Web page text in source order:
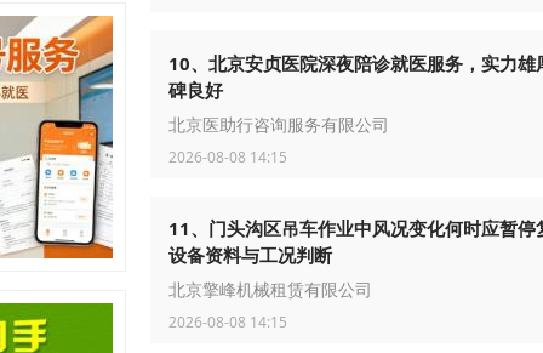
10、北京安贞医院深夜陪诊就医服务，实力雄
碑良好
北京医助行咨询服务有限公司
2026-08-08 14:15
11、门头沟区吊车作业中风况变化何时应暂停
设备资料与工况判断
北京擎峰机械租赁有限公司
2026-08-08 14:15